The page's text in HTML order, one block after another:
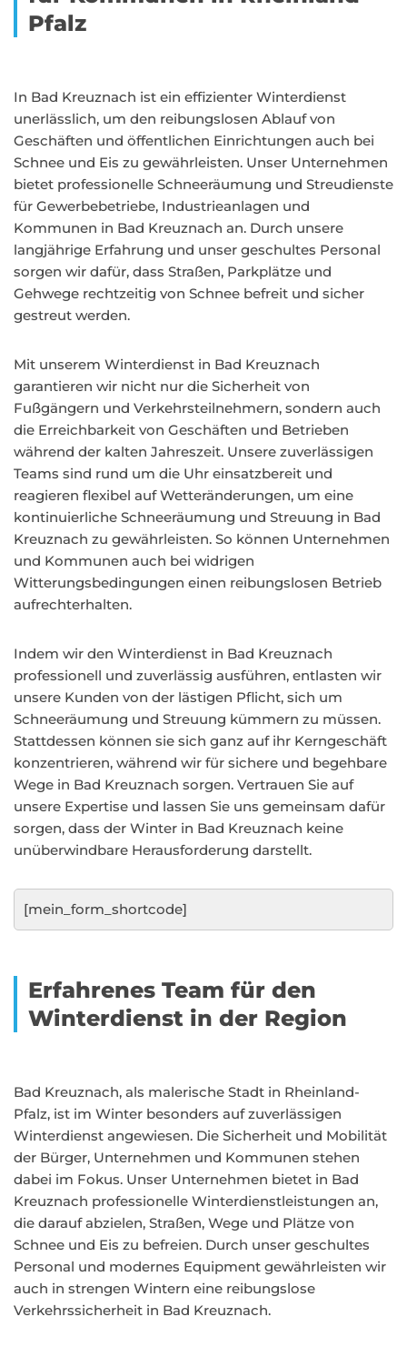
Pfalz
In Bad Kreuznach ist ein effizienter Winterdienst
unerlässlich, um den reibungslosen Ablauf von
Geschäften und öffentlichen Einrichtungen auch bei
Schnee und Eis zu gewährleisten. Unser Unternehmen
bietet professionelle Schneeräumung und Streudienste
für Gewerbebetriebe, Industrieanlagen und
Kommunen in Bad Kreuznach an. Durch unsere
langjährige Erfahrung und unser geschultes Personal
sorgen wir dafür, dass Straßen, Parkplätze und
Gehwege rechtzeitig von Schnee befreit und sicher
gestreut werden.
Mit unserem Winterdienst in Bad Kreuznach
garantieren wir nicht nur die Sicherheit von
Fußgängern und Verkehrsteilnehmern, sondern auch
die Erreichbarkeit von Geschäften und Betrieben
während der kalten Jahreszeit. Unsere zuverlässigen
Teams sind rund um die Uhr einsatzbereit und
reagieren flexibel auf Wetteränderungen, um eine
kontinuierliche Schneeräumung und Streuung in Bad
Kreuznach zu gewährleisten. So können Unternehmen
und Kommunen auch bei widrigen
Witterungsbedingungen einen reibungslosen Betrieb
aufrechterhalten.
Indem wir den Winterdienst in Bad Kreuznach
professionell und zuverlässig ausführen, entlasten wir
unsere Kunden von der lästigen Pflicht, sich um
Schneeräumung und Streuung kümmern zu müssen.
Stattdessen können sie sich ganz auf ihr Kerngeschäft
konzentrieren, während wir für sichere und begehbare
Wege in Bad Kreuznach sorgen. Vertrauen Sie auf
unsere Expertise und lassen Sie uns gemeinsam dafür
sorgen, dass der Winter in Bad Kreuznach keine
unüberwindbare Herausforderung darstellt.
[mein_form_shortcode]
Erfahrenes Team für den
Winterdienst in der Region
Bad Kreuznach, als malerische Stadt in Rheinland-
Pfalz, ist im Winter besonders auf zuverlässigen
Winterdienst angewiesen. Die Sicherheit und Mobilität
der Bürger, Unternehmen und Kommunen stehen
dabei im Fokus. Unser Unternehmen bietet in Bad
Kreuznach professionelle Winterdienstleistungen an,
die darauf abzielen, Straßen, Wege und Plätze von
Schnee und Eis zu befreien. Durch unser geschultes
Personal und modernes Equipment gewährleisten wir
auch in strengen Wintern eine reibungslose
Verkehrssicherheit in Bad Kreuznach.